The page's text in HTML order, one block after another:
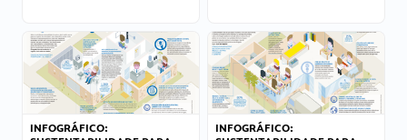
INFOGRÁFICO:
INFOGRÁFICO: